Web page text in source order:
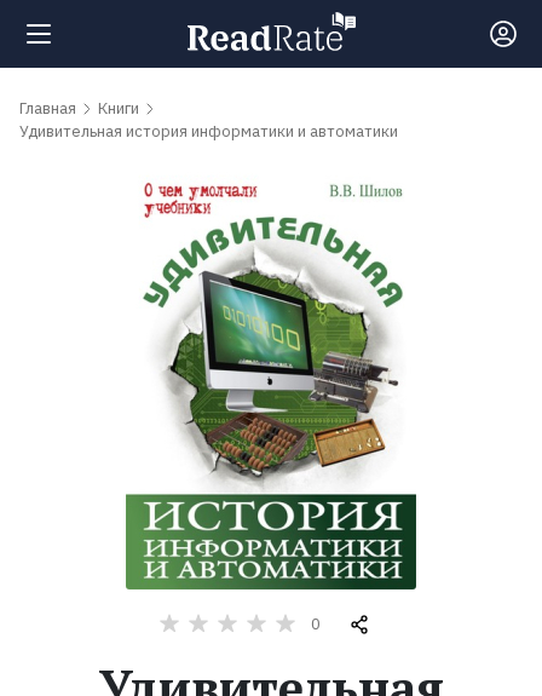
Поиск
Главная
Книги
Удивительная история информатики и автоматики
0